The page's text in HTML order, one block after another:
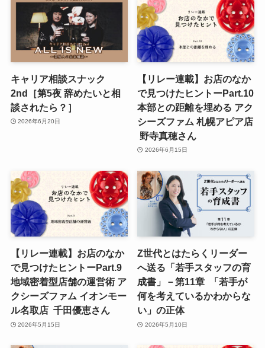
キャリア相談スナック
2nd［第5夜 辞めたいと相
談されたら？］
2026年6月20日
【リレー連載】お店のなか
で見つけたヒントーPart.10
本部との距離を埋める アク
シーズファム 札幌アピア店
野寺真穂さん
2026年6月15日
【リレー連載】お店のなか
で見つけたヒントーPart.9
地域密着型店舗の運営術 ア
クシーズファム イオンモー
ル名取店 千田優恵さん
2026年5月15日
Z世代とはたらくリーダー
へ送る「若手スタッフの育
成書」－第11章 「若手が
何を考えているかわからな
い」の正体
2026年5月10日